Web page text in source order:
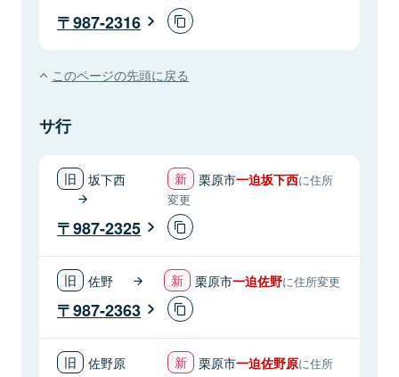
987-2316
このページの先頭に戻る
サ行
坂下西 栗原市一迫坂下西に住所
変更
987-2325
佐野 栗原市一迫佐野に住所変更
987-2363
佐野原 栗原市一迫佐野原に住所